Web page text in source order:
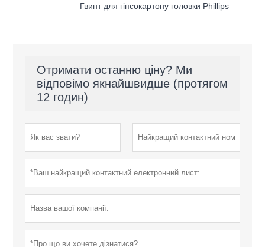
Гвинт для гіпсокартону головки Phillips
Отримати останню ціну? Ми
відповімо якнайшвидше (протягом
12 годин)